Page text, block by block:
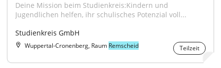
Deine Mission beim Studienkreis:Kindern und
Jugendlichen helfen, ihr schulisches Potenzial voll...
Studienkreis GmbH
Wuppertal-Cronenberg, Raum Remscheid Teilzeit